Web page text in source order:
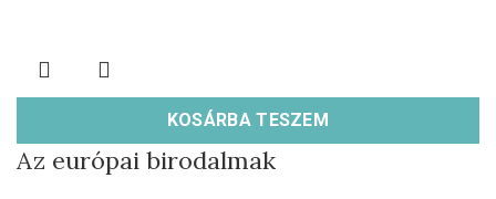
KOSÁRBA TESZEM
Az európai birodalmak